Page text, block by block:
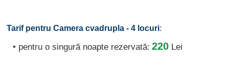
Tarif pentru Camera cvadrupla - 4 locuri:
• pentru o singură noapte rezervată: 220 Lei